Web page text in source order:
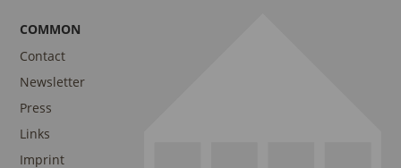
COMMON
Contact
Newsletter
Press
Links
Imprint